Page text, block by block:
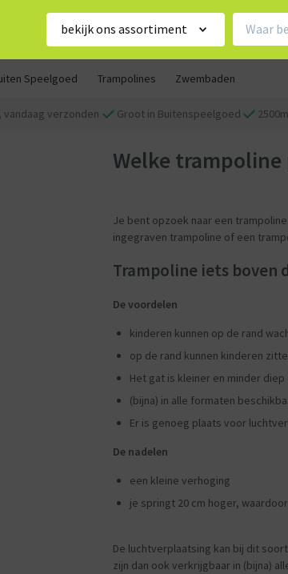
bekijk ons assortiment
Speelgoed Trampolines Zwembaden
vandaag verzonden Groot in Buitenspeelgoed
Welke
Je bent opzoek naar een
ingegraven trampoline of een
Trampoline iets boven
De voordelen
kinderen kunnen op de rand
op de rand kunnen kinderen
Het gat is kleiner en minder
(bijna) in alle formaten
Er is genoeg plaats voor
De nadelen
een kleine verhoging
je springt 20 cm hoger,
De luchtverplaatsing kan bij dit
zijn dan ook verkrijgbaar in (bijna)